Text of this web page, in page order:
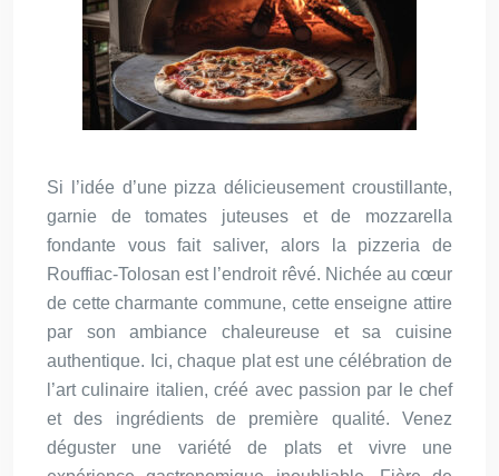
Si l’idée d’une pizza délicieusement croustillante,
garnie de tomates juteuses et de mozzarella
fondante vous fait saliver, alors la pizzeria de
Rouffiac-Tolosan est l’endroit rêvé. Nichée au cœur
de cette charmante commune, cette enseigne attire
par son ambiance chaleureuse et sa cuisine
authentique. Ici, chaque plat est une célébration de
l’art culinaire italien, créé avec passion par le chef
et des ingrédients de première qualité. Venez
déguster une variété de plats et vivre une